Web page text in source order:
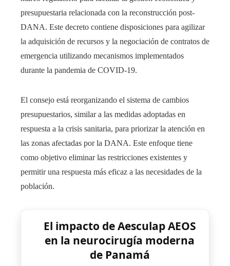
presupuestaria relacionada con la reconstrucción post-
DANA. Este decreto contiene disposiciones para agilizar
la adquisición de recursos y la negociación de contratos de
emergencia utilizando mecanismos implementados
durante la pandemia de COVID-19.
El consejo está reorganizando el sistema de cambios
presupuestarios, similar a las medidas adoptadas en
respuesta a la crisis sanitaria, para priorizar la atención en
las zonas afectadas por la DANA. Este enfoque tiene
como objetivo eliminar las restricciones existentes y
permitir una respuesta más eficaz a las necesidades de la
población.
El impacto de Aesculap AEOS
en la neurocirugía moderna
de Panamá